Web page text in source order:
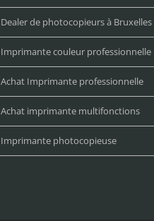
Dealer de photocopieurs à Bruxelles
Imprimante couleur professionnelle
Achat Imprimante professionnelle
Achat imprimante multifonctions
Imprimante photocopieuse